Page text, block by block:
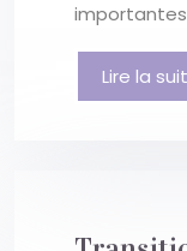
Lire la